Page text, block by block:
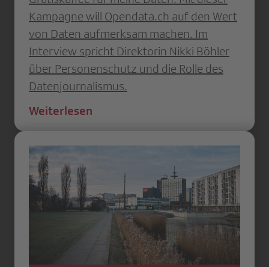
Kampagne will Opendata.ch auf den Wert
von Daten aufmerksam machen. Im
Interview spricht Direktorin Nikki Böhler
über Personenschutz und die Rolle des
Datenjournalismus.
Weiterlesen